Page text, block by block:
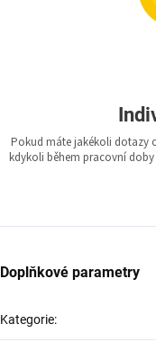
Pokud máte jakékoli dotazy
kdykoli během pracovní
Doplňkové parametry
Kategorie: